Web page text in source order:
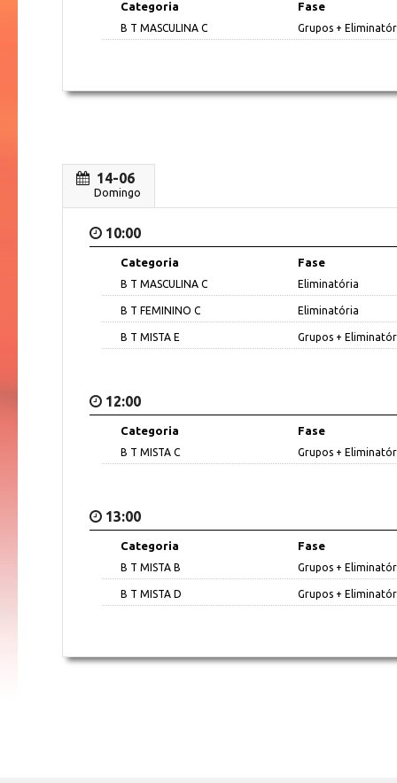
Categoria Fase
B T MASCULINA C Grupos +
14-06
Domingo
10:00
Categoria Fase
B T MASCULINA C Eliminatória
B T FEMININO C Eliminatória
B T MISTA E Grupos +
12:00
Categoria Fase
B T MISTA C Grupos +
13:00
Categoria Fase
B T MISTA B Grupos +
B T MISTA D Grupos +